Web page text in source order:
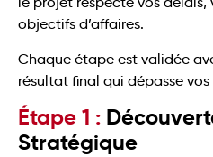
objectifs d’affaires.
Chaque étape est validée
résultat final qui dépasse
Étape 1 :
Stratégique